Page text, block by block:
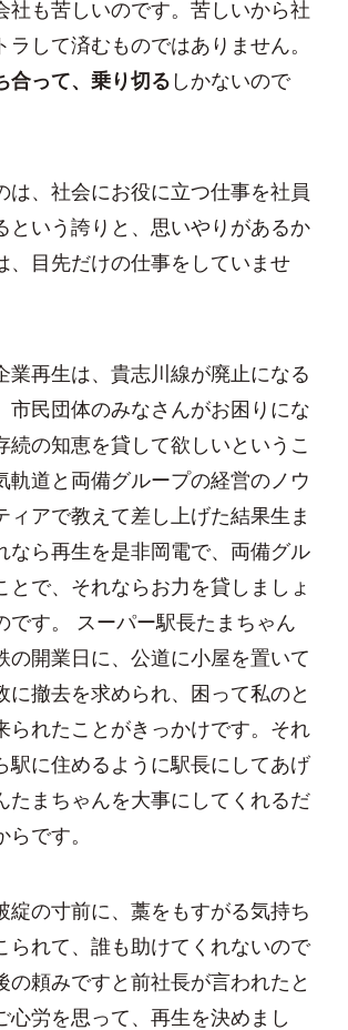
社も苦しいのです。苦しいから社
ラして済むものではありません。
合って、乗り切る しかないので
は、社会にお役に立つ仕事を社員
という誇りと、思いやりがあるか
、目先だけの仕事をしていませ
業再生は、貴志川線が廃止になる
市民団体のみなさんがお困りにな
続の知恵を貸して欲しいというこ
軌道と両備グループの経営のノウ
ィアで教えて差し上げた結果生ま
なら再生を是非岡電で、両備グル
とで、それならお力を貸しましょ
です。 スーパー駅長たまちゃん
の開業日に、公道に小屋を置いて
に撤去を求められ、困って私のと
られたことがきっかけです。それ
駅に住めるように駅長にしてあげ
たまちゃんを大事にしてくれるだ
です。
綻の寸前に、藁をもすがる気持ち
られて、誰も助けてくれないので
の頼みですと前社長が言われたと
心労を思って、再生を決めまし